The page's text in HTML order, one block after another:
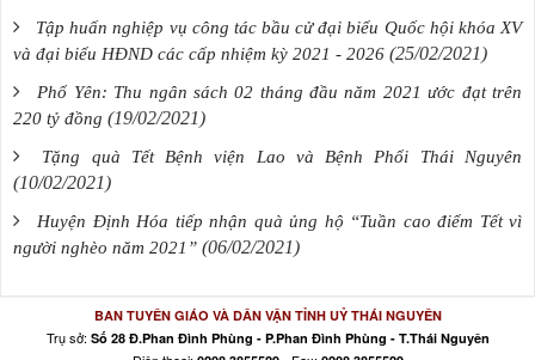
Tập huấn nghiệp vụ công tác bầu cử đại biểu Quốc hội khóa XV
và đại biểu HĐND các cấp nhiệm kỳ 2021 - 2026 (25/02/2021)
Phổ Yên: Thu ngân sách 02 tháng đầu năm 2021 ước đạt trên
220 tỷ đồng (19/02/2021)
Tặng quà Tết Bệnh viện Lao và Bệnh Phổi Thái Nguyên
(10/02/2021)
Huyện Định Hóa tiếp nhận quà ủng hộ “Tuần cao điểm Tết vì
người nghèo năm 2021” (06/02/2021)
BAN TUYÊN GIÁO VÀ DÂN VẬN TỈNH UỶ THÁI NGUYÊN
Trụ sở: Số 28 Đ.Phan Đình Phùng - P.Phan Đình Phùng - T.Thái Nguyên